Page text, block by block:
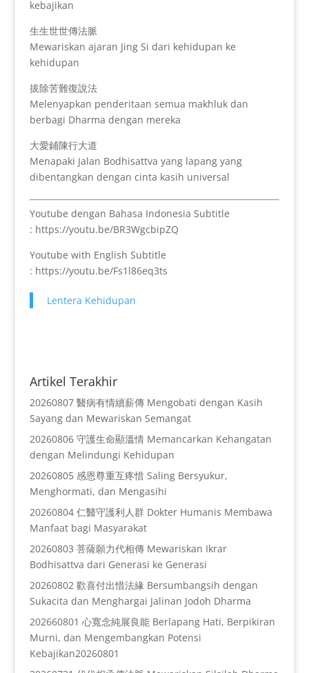
kebajikan
生生世世傳法脈
Mewariskan ajaran Jing Si dari kehidupan ke
kehidupan
拔除苦難復說法
Melenyapkan penderitaan semua makhluk dan
berbagi Dharma dengan mereka
大愛鋪陳行大道
Menapaki Jalan Bodhisattva yang lapang yang
dibentangkan dengan cinta kasih universal
Youtube dengan Bahasa Indonesia Subtitle
: https://youtu.be/BR3WgcbipZQ
Youtube with English Subtitle
: https://youtu.be/Fs1l86eq3ts
Lentera Kehidupan
Artikel Terakhir
20260807 醫病有情續薪傳 Mengobati dengan Kasih
Sayang dan Mewariskan Semangat
20260806 守護生命顯溫情 Memancarkan Kehangatan
dengan Melindungi Kehidupan
20260805 感恩尊重互疼惜 Saling Bersyukur,
Menghormati, dan Mengasihi
20260804 仁醫守護利人群 Dokter Humanis Membawa
Manfaat bagi Masyarakat
20260803 菩薩願力代相傳 Mewariskan Ikrar
Bodhisattva dari Generasi ke Generasi
20260802 歡喜付出惜法緣 Bersumbangsih dengan
Sukacita dan Menghargai Jalinan Jodoh Dharma
202660801 心寬念純展良能 Berlapang Hati, Berpikiran
Murni, dan Mengembangkan Potensi
Kebajikan20260801